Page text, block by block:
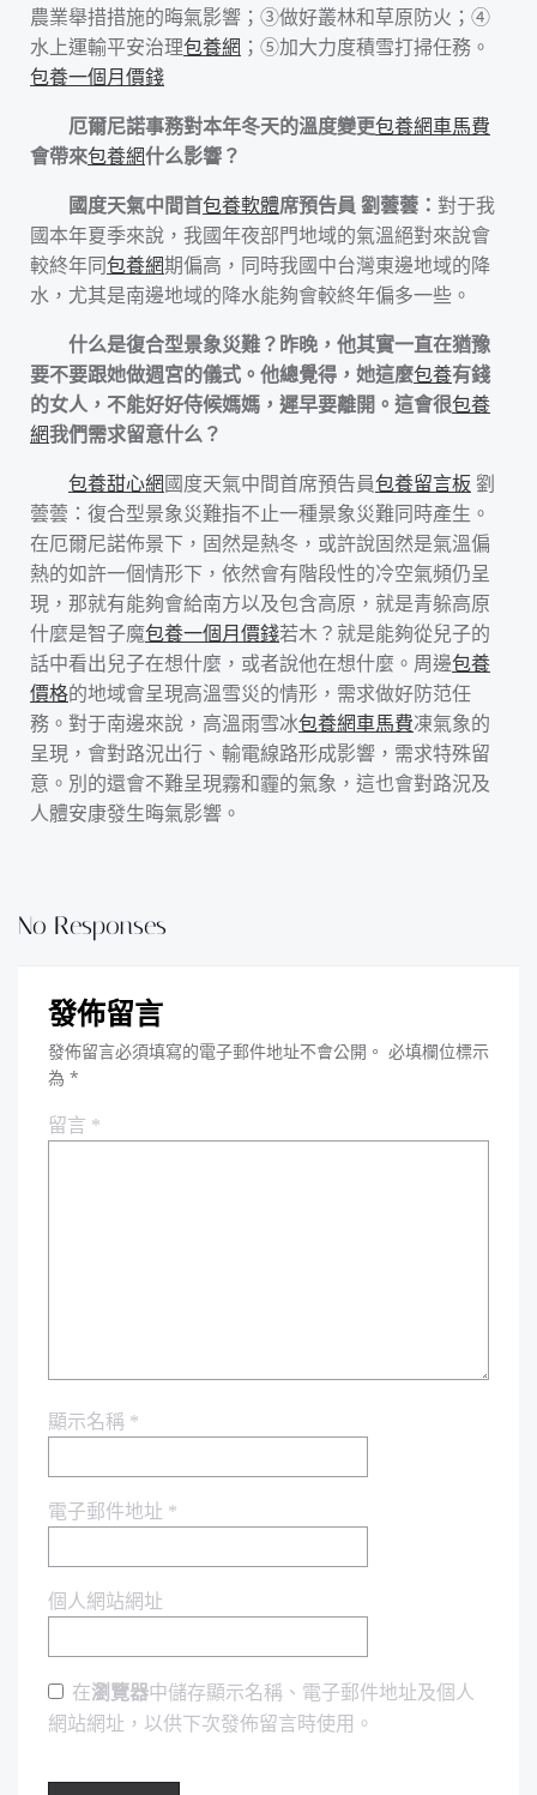
農業舉措措施的晦氣影響；③做好叢林和草原防火；④
水上運輸平安治理包養網 ；⑤加大力度積雪打掃任務。
包養一個月價錢
厄爾尼諾事務對本年冬天的溫度變更包養網車馬費
會帶來包養網什么影響？
國度天氣中間首包養軟體席預告員 劉蕓蕓： 對于我
國本年夏季來說，我國年夜部門地域的氣溫絕對來說會
較終年同包養網期偏高，同時我國中台灣東邊地域的降
水，尤其是南邊地域的降水能夠會較終年偏多一些。
什么是復合型景象災難？昨晚，他其實一直在猶豫
要不要跟她做週宮的儀式。他總覺得，她這麼包養有錢
的女人，不能好好侍候媽媽，遲早要離開。這會很包養
網我們需求留意什么？
包養甜心網國度天氣中間首席預告員包養留言板劉
蕓蕓：復合型景象災難指不止一種景象災難同時產生。
在厄爾尼諾佈景下，固然是熱冬，或許說固然是氣溫偏
熱的如許一個情形下，依然會有階段性的冷空氣頻仍呈
現，那就有能夠會給南方以及包含高原，就是青躲高原
什麼是智子魔包養一個月價錢若木？就是能夠從兒子的
話中看出兒子在想什麼，或者說他在想什麼。周邊包養
價格的地域會呈現高溫雪災的情形，需求做好防范任
務。對于南邊來說，高溫雨雪冰包養網車馬費凍氣象的
呈現，會對路況出行、輸電線路形成影響，需求特殊留
意。別的還會不難呈現霧和霾的氣象，這也會對路況及
人體安康發生晦氣影響。
No Responses
發佈留言
發佈留言必須填寫的電子郵件地址不會公開。 必填欄位標示
為 *
留言 *
顯示名稱 *
電子郵件地址 *
個人網站網址
在瀏覽器中儲存顯示名稱、電子郵件地址及個人
網站網址，以供下次發佈留言時使用。